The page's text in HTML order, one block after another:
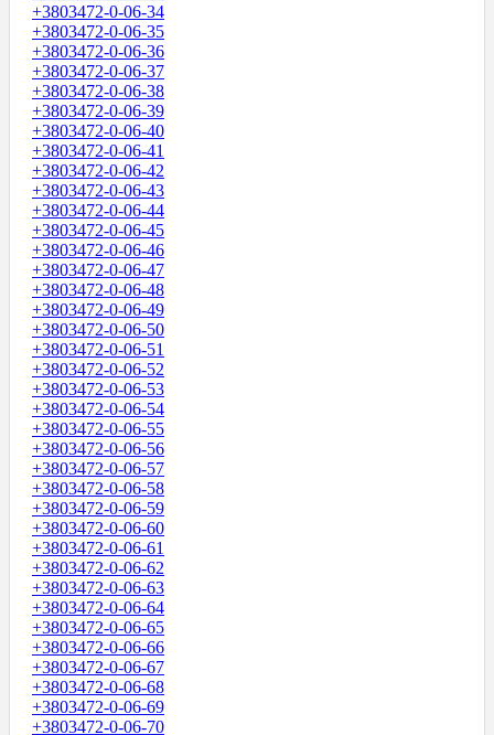
+3803472-0-06-34
+3803472-0-06-35
+3803472-0-06-36
+3803472-0-06-37
+3803472-0-06-38
+3803472-0-06-39
+3803472-0-06-40
+3803472-0-06-41
+3803472-0-06-42
+3803472-0-06-43
+3803472-0-06-44
+3803472-0-06-45
+3803472-0-06-46
+3803472-0-06-47
+3803472-0-06-48
+3803472-0-06-49
+3803472-0-06-50
+3803472-0-06-51
+3803472-0-06-52
+3803472-0-06-53
+3803472-0-06-54
+3803472-0-06-55
+3803472-0-06-56
+3803472-0-06-57
+3803472-0-06-58
+3803472-0-06-59
+3803472-0-06-60
+3803472-0-06-61
+3803472-0-06-62
+3803472-0-06-63
+3803472-0-06-64
+3803472-0-06-65
+3803472-0-06-66
+3803472-0-06-67
+3803472-0-06-68
+3803472-0-06-69
+3803472-0-06-70